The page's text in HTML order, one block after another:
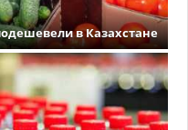
в Казахстане